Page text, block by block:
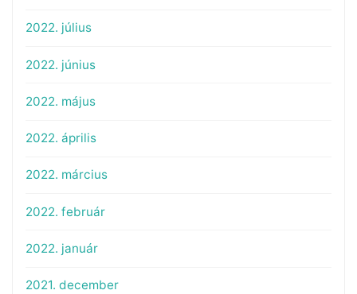
2022. július
2022. június
2022. május
2022. április
2022. március
2022. február
2022. január
2021. december